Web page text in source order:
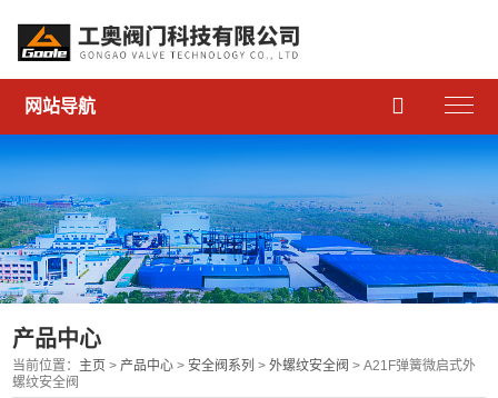
网站导航 
产品中心
当前位置： 主页 > 产品中心 >安全阀系列 >外螺纹安全阀 > A21F弹簧微启式外
螺纹安全阀